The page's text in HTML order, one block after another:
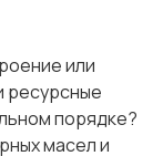
или
ресурсные
порядке?
масел и